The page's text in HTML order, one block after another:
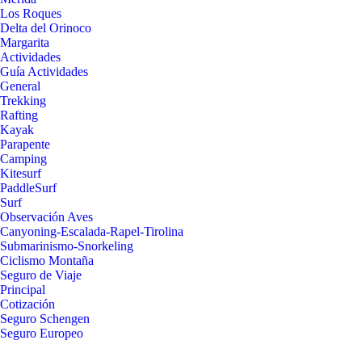
Los Roques
Delta del Orinoco
Margarita
Actividades
Guía Actividades
General
Trekking
Rafting
Kayak
Parapente
Camping
Kitesurf
PaddleSurf
Surf
Observación Aves
Canyoning-Escalada-Rapel-Tirolina
Submarinismo-Snorkeling
Ciclismo Montaña
Seguro de Viaje
Principal
Cotización
Seguro Schengen
Seguro Europeo